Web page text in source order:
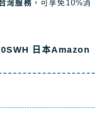
灣服務 ，可享免10%消
日本Amazon